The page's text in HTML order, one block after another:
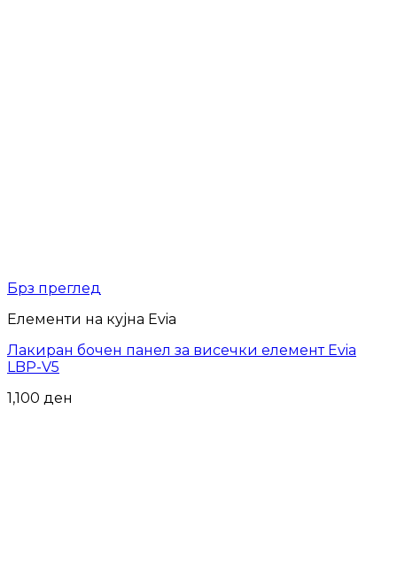
Брз преглед
Елементи на кујна Evia
Лакиран бочен панел за висечки елемент Evia
LBP-V5
1,100 ден